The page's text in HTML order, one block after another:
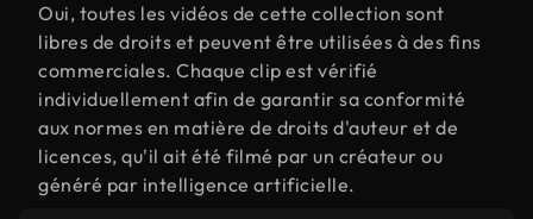
Oui, toutes les vidéos de cette collection sont
libres de droits et peuvent être utilisées à des fins
commerciales. Chaque clip est vérifié
individuellement afin de garantir sa conformité
aux normes en matière de droits d'auteur et de
licences, qu'il ait été filmé par un créateur ou
généré par intelligence artificielle.